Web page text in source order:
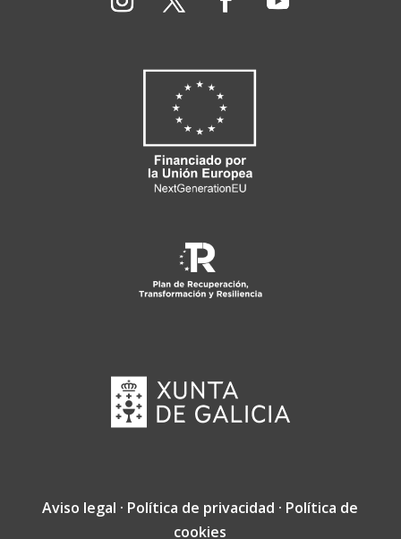
Aviso legal · Política de privacidad · Política de
cookies